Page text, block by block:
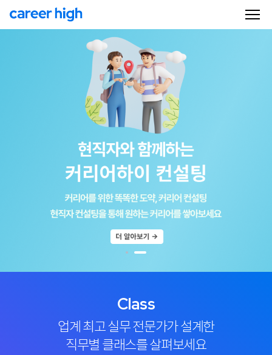
Class
업계 최고 실무 전문가가 설계한
직무별 클래스를 살펴보세요